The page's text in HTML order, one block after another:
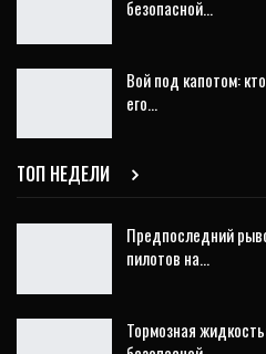
безопасной…
Вой под капотом:
его…
ТОП НЕДЕЛИ
Предпоследний
пилотов на…
Тормозная